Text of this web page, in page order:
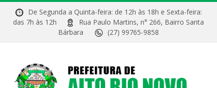
De Segunda a Quinta-feira: de 12h às 18h e Sexta-feira:
das 7h às 12h
Rua Paulo Martins, n° 266, Bairro Santa
Bárbara
(27) 99765-9858